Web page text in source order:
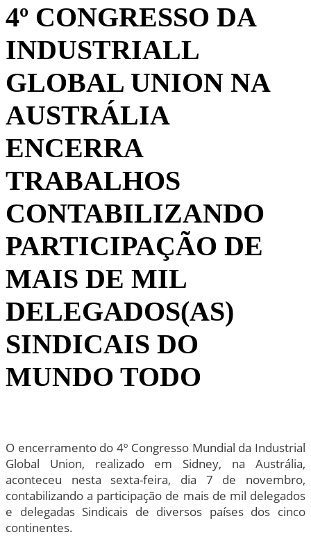
4º CONGRESSO DA
INDUSTRIALL
GLOBAL UNION NA
AUSTRÁLIA
ENCERRA
TRABALHOS
CONTABILIZANDO
PARTICIPAÇÃO DE
MAIS DE MIL
DELEGADOS(AS)
SINDICAIS DO
MUNDO TODO
O encerramento do 4º Congresso Mundial da Industrial
Global Union, realizado em Sidney, na Austrália,
aconteceu nesta sexta-feira, dia 7 de novembro,
contabilizando a participação de mais de mil delegados
e delegadas Sindicais de diversos países dos cinco
continentes.